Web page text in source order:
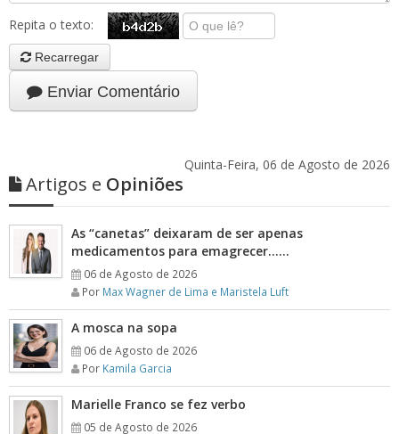
Repita o texto:
Recarregar
Enviar Comentário
Quinta-Feira, 06 de Agosto de 2026
Artigos e Opiniões
As “canetas” deixaram de ser apenas
medicamentos para emagrecer……
06 de Agosto de 2026
Por Max Wagner de Lima e Maristela Luft
A mosca na sopa
06 de Agosto de 2026
Por Kamila Garcia
Marielle Franco se fez verbo
05 de Agosto de 2026